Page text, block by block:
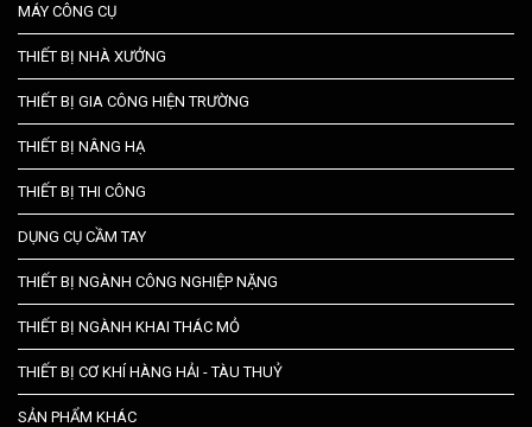
MÁY CÔNG CỤ
THIẾT BỊ NHÀ XƯỞNG
THIẾT BỊ GIA CÔNG HIỆN TRƯỜNG
THIẾT BỊ NÂNG HẠ
THIẾT BỊ THI CÔNG
DỤNG CỤ CẦM TAY
THIẾT BỊ NGÀNH CÔNG NGHIỆP NẶNG
THIẾT BỊ NGÀNH KHAI THÁC MỎ
THIẾT BỊ CƠ KHÍ HÀNG HẢI - TÀU THUỶ
SẢN PHẨM KHÁC